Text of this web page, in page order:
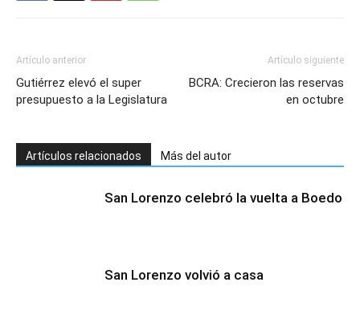
Artículo anterior
Gutiérrez elevó el super
presupuesto a la Legislatura
Artículo siguiente
BCRA: Crecieron las reservas
en octubre
Artículos relacionados Más del autor
San Lorenzo celebró la vuelta a Boedo
San Lorenzo volvió a casa